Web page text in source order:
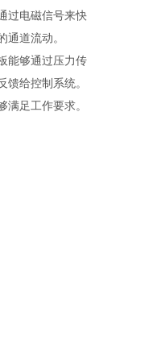
过电磁信号来快
道流动。
能够通过压力传
给控制系统。
足工作要求。